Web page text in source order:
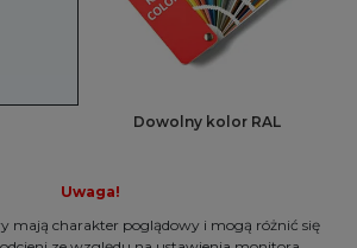
Dowolny kolor RAL
Uwaga!
mają charakter poglądowy i mogą różnić się